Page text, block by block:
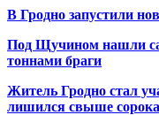
В Гродно запустили
Под Щучином нашли
тоннами браги
Житель Гродно стал
лишился свыше